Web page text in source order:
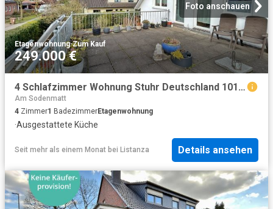
Foto anschauen
Etagenwohnung·Zum Kauf
249.000 €
4 Schlafzimmer Wohnung Stuhr Deutschland 101563675
Am Sodenmatt
4 Zimmer1 BadezimmerEtagenwohnung
·Ausgestattete Küche
Seit mehr als einem Monat bei Listanza Details ansehen